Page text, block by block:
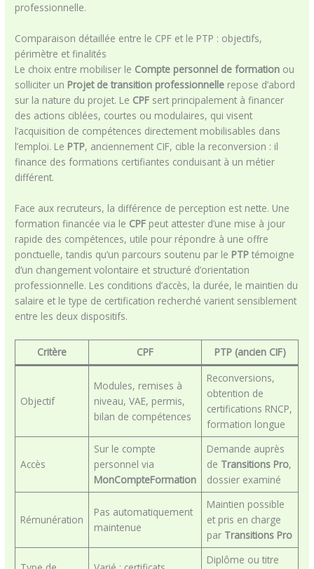
professionnelle.
Comparaison détaillée entre le CPF et le PTP : objectifs,
périmètre et finalités
Le choix entre mobiliser le Compte personnel de formation ou
solliciter un Projet de transition professionnelle repose d’abord
sur la nature du projet. Le CPF sert principalement à financer
des actions ciblées, courtes ou modulaires, qui visent
l’acquisition de compétences directement mobilisables dans
l’emploi. Le PTP, anciennement CIF, cible la reconversion : il
finance des formations certifiantes conduisant à un métier
différent.
Face aux recruteurs, la différence de perception est nette. Une
formation financée via le CPF peut attester d’une mise à jour
rapide des compétences, utile pour répondre à une offre
ponctuelle, tandis qu’un parcours soutenu par le PTP témoigne
d’un changement volontaire et structuré d’orientation
professionnelle. Les conditions d’accès, la durée, le maintien du
salaire et le type de certification recherché varient sensiblement
entre les deux dispositifs.
Critère CPF PTP(ancien CIF)
Objectif
Modules, remises à
niveau, VAE, permis,
bilan de compétences
Reconversions,
obtention de
certifications RNCP,
formation longue
Accès
Sur le compte
personnel via
MonCompteFormation
Demande auprès
de Transitions Pro,
dossier examiné
Rémunération
Pas automatiquement
maintenue
Maintien possible
et pris en charge
par Transitions Pro
Diplôme ou titre